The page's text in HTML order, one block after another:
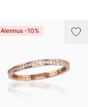
Alennus -10%